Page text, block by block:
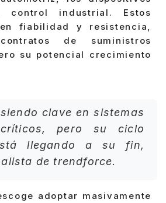
industrial. Estos
fiabilidad y resistencia,
de suministros
su potencial crecimiento
clave en sistemas
críticos, pero su ciclo
llegando a su fin,
de trendforce.
adoptar masivamente